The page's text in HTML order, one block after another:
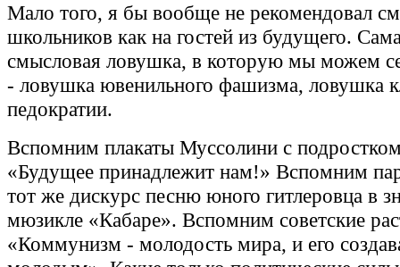
Мало того, я бы вообще не рекомендовал
школьников как на гостей из будущего.
смысловая ловушка, в которую мы можем
- ловушка ювенильного фашизма, ловушка
педократии.
Вспомним плакаты Муссолини с
«Будущее принадлежит нам!» Вспомним
тот же дискурс песню юного гитлеровца в
мюзикле «Кабаре». Вспомним советские
«Коммунизм - молодость мира, и его